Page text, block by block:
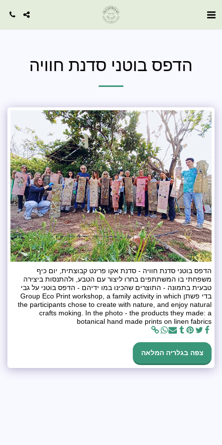
הדפס בוטני סדנת חוויה
הדפס בוטני סדנת חוויה - סדנת אקו פרינט קבוצתית, יום כיף
משפחתי בו המשתתפים בחרו ליצור עם הטבע, ולהתנסות ביצירה
טבעית בתמונה - התוצרים שהכינו במו ידיהם - הדפס בוטני על גבי
בדי פשתן Group Eco Print workshop, a family activity in which
the participants chose to create with nature, and enjoy natural
crafts moking. In the photo - the products they made: a
botanical hand made prints on linen fabrics
צפה בגלריה המלאה